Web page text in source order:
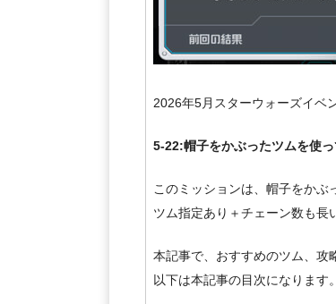
2026年5月スターウォーズイベ
5-22:帽子をかぶったツムを使
このミッションは、帽子をかぶ
ツム指定あり＋チェーン数も長
本記事で、おすすめのツム、攻
以下は本記事の目次になります。